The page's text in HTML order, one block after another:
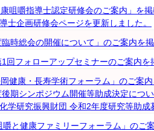
康咀嚼指導士認定研修会のご案内」を
士企画研修会ページを更新しました。
臨時総会の開催について」のご案内を
回フォローアップセミナーのご案内を
岡健康・長寿学術フォーラム」のご案
後期シンポジウム開催等助成決定につ
化学研究振興財団 令和2年度研究等助
嚼と健康ファミリーフォーラム」のご